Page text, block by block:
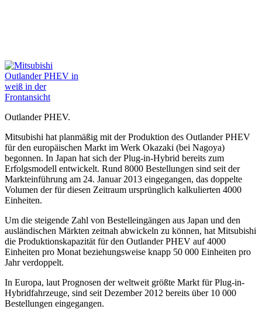
Outlander PHEV.
Mitsubishi hat planmäßig mit der Produktion des Outlander PHEV
für den europäischen Markt im Werk Okazaki (bei Nagoya)
begonnen. In Japan hat sich der Plug-in-Hybrid bereits zum
Erfolgsmodell entwickelt. Rund 8000 Bestellungen sind seit der
Markteinführung am 24. Januar 2013 eingegangen, das doppelte
Volumen der für diesen Zeitraum ursprünglich kalkulierten 4000
Einheiten.
Um die steigende Zahl von Bestelleingängen aus Japan und den
ausländischen Märkten zeitnah abwickeln zu können, hat Mitsubishi
die Produktionskapazität für den Outlander PHEV auf 4000
Einheiten pro Monat beziehungsweise knapp 50 000 Einheiten pro
Jahr verdoppelt.
In Europa, laut Prognosen der weltweit größte Markt für Plug-in-
Hybridfahrzeuge, sind seit Dezember 2012 bereits über 10 000
Bestellungen eingegangen.